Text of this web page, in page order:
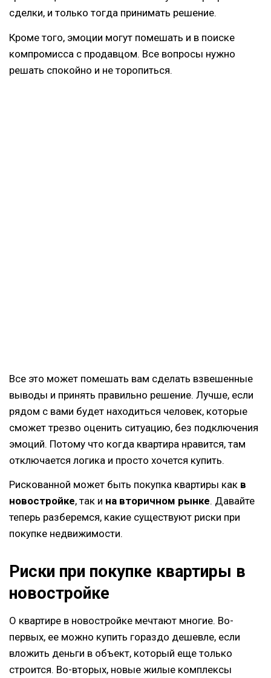
сделки, и только тогда принимать решение.
Кроме того, эмоции могут помешать и в поиске
компромисса с продавцом. Все вопросы нужно
решать спокойно и не торопиться.
Все это может помешать вам сделать взвешенные
выводы и принять правильно решение. Лучше, если
рядом с вами будет находиться человек, которые
сможет трезво оценить ситуацию, без подключения
эмоций. Потому что когда квартира нравится, там
отключается логика и просто хочется купить.
Рискованной может быть покупка квартиры как в
новостройке, так и на вторичном рынке. Давайте
теперь разберемся, какие существуют риски при
покупке недвижимости.
Риски при покупке квартиры в
новостройке
О квартире в новостройке мечтают многие. Во-
первых, ее можно купить гораздо дешевле, если
вложить деньги в объект, который еще только
строится. Во-вторых, новые жилые комплексы